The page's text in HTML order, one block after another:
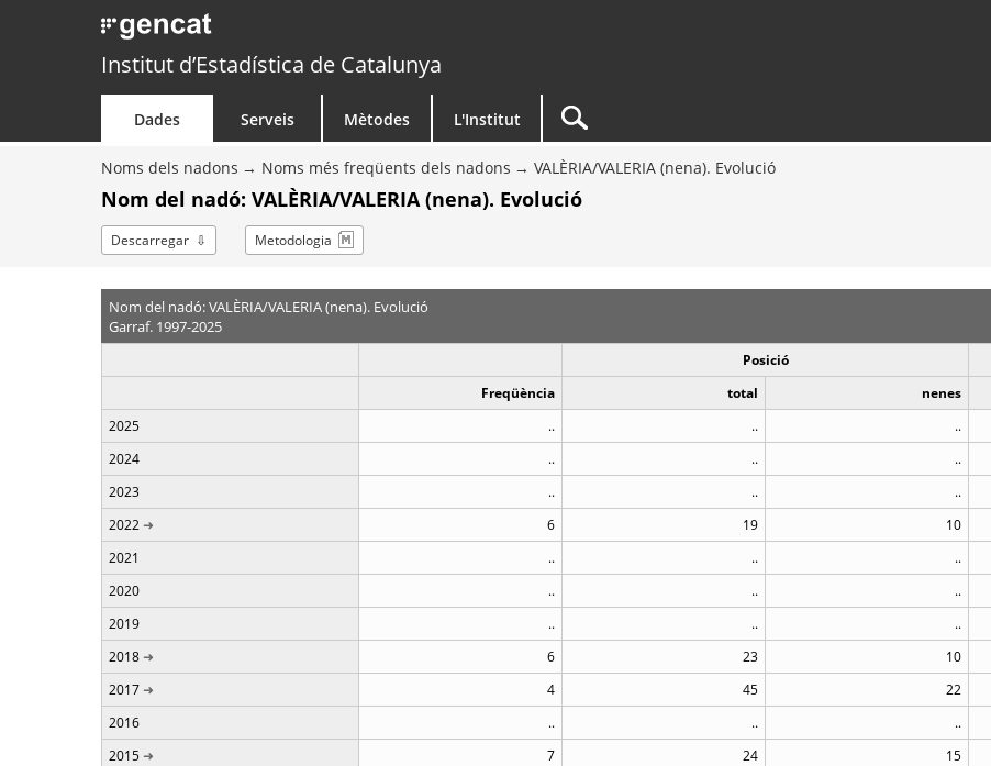
Institut d’Estadística de Catalunya
Dades Serveis Mètodes L'Institut
Noms dels nadons Noms més freqüents dels nadons VALÈRIA/VALERIA (nena). Evolució
Nom del nadó: VALÈRIA/VALERIA (nena). Evolució
Descarregar Metodologia
Nom del nadó: VALÈRIA/VALERIA (nena). Evolució
Garraf. 1997-2025
Posició
Freqüència
total nenes
2025
.. .. ..
2024
.. .. ..
2023
.. .. ..
2022
6 19 10
2021
.. .. ..
2020
.. .. ..
2019
.. .. ..
2018
6 23 10
2017
4 45 22
2016
.. .. ..
2015
7 24 15